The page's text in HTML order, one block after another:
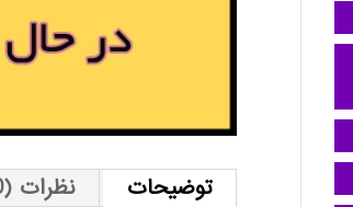
توضیحات نظرات (0)